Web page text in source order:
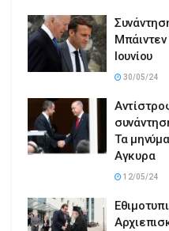
Ιουνίου
30/05/24
Τα
Αγκυρα
12/05/24